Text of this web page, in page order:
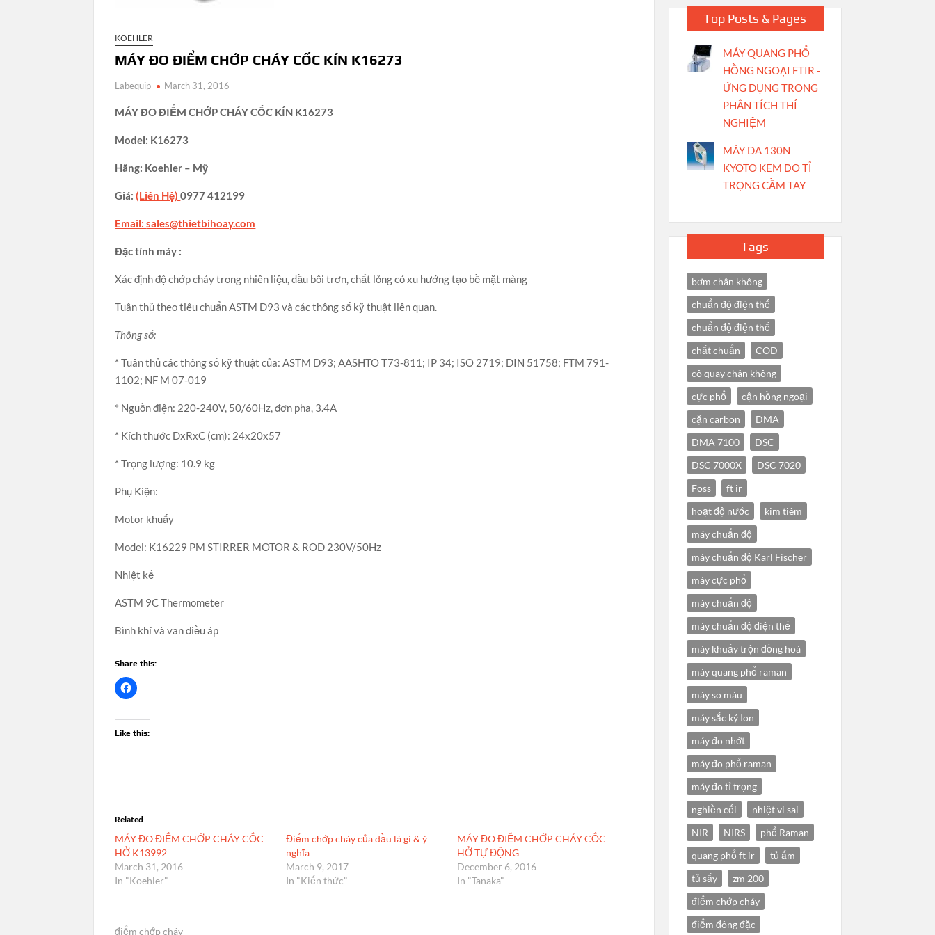
KOEHLER
MÁY ĐO ĐIỂM CHỚP CHÁY CỐC KÍN K16273
Labequip March 31, 2016
MÁY ĐO ĐIỂM CHỚP CHÁY CỐC KÍN K16273
Model: K16273
Hãng: Koehler – Mỹ
Giá:(Liên Hệ)0977 412199
Email:sales@thietbihoay.com
Đặc tính máy :
Xác định độ chớp cháy trong nhiên liệu, dầu bôi trơn, chất lỏng có xu hướng tạo bề mặt màng
Tuân thủ theo tiêu chuẩn ASTM D93 và các thông số kỹ thuật liên quan.
Thông số:
* Tuân thủ các thông số kỹ thuật của: ASTM D93; AASHTO T73-811; IP 34; ISO 2719; DIN 51758; FTM 791-
1102; NF M 07-019
* Nguồn điện: 220-240V, 50/60Hz, đơn pha, 3.4A
* Kích thước DxRxC (cm): 24x20x57
* Trọng lượng: 10.9 kg
Phụ Kiện:
Motor khuấy
Model: K16229 PM STIRRER MOTOR & ROD 230V/50Hz
Nhiệt kế
ASTM 9C Thermometer
Bình khí và van điều áp
Share this:
Like this:
Related
MÁY ĐO ĐIỂM CHỚP CHÁY CỐC
HỞ K13992
March 31, 2016
In "Koehler"
Điểm chớp cháy của dầu là gì & ý
nghĩa
March 9, 2017
In "Kiến thức"
MÁY ĐO ĐIỂM CHỚP CHÁY CỐC
HỞ TỰ ĐỘNG
December 6, 2016
In "Tanaka"
điểm chớp cháy
Top Posts & Pages
MÁY QUANG PHỔ
HỒNG NGOẠI FTIR -
ỨNG DỤNG TRONG
PHÂN TÍCH THÍ
NGHIỆM
MÁY DA 130N
KYOTO KEM ĐO TỈ
TRỌNG CẦM TAY
Tags
bơm chân không
chuẩn độ điện thế
chuẩn độ điện thế
chất chuẩn
COD
cô quay chân không
cực phổ
cận hồng ngoại
cặn carbon
DMA
DMA 7100
DSC
DSC 7000X
DSC 7020
Foss
ft ir
hoạt độ nước
kim tiêm
máy chuẩn độ
máy chuẩn độ Karl Fischer
máy cực phổ
máy chuẩn độ
máy chuẩn độ điện thế
máy khuấy trộn đồng hoá
máy quang phổ raman
máy so màu
máy sắc ký Ion
máy đo nhớt
máy đo phổ raman
máy đo tỉ trọng
nghiền cối
nhiệt vi sai
NIR
NIRS
phổ Raman
quang phổ ft ir
tủ ấm
tủ sấy
zm 200
điểm chớp cháy
điểm đông đặc